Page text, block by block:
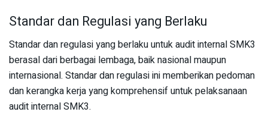
Standar dan Regulasi yang Berlaku
Standar dan regulasi yang berlaku untuk audit internal SMK3
berasal dari berbagai lembaga, baik nasional maupun
internasional. Standar dan regulasi ini memberikan pedoman
dan kerangka kerja yang komprehensif untuk pelaksanaan
audit internal SMK3.